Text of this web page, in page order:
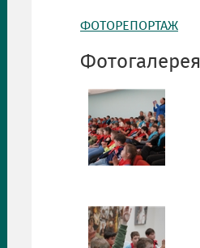
ФОТОРЕПОРТАЖ
Фотогалерея